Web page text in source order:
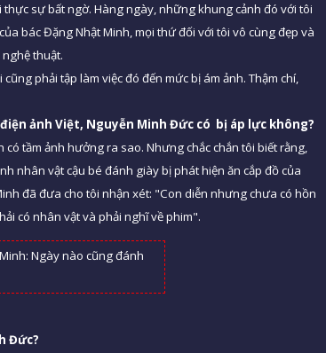
sự bất ngờ. Hàng ngày, những khung cảnh đó với tôi
bác Đặng Nhật Minh, mọi thứ đối với tôi vô cùng đẹp và
thuật.
phải tập làm việc đó đến mức bị ám ảnh. Thậm chí,
ảnh Việt, Nguyễn Minh Đức có bị áp lực không?
tầm ảnh hưởng ra sao. Nhưng chắc chắn tôi biết rằng,
nhân vật cậu bé đánh giày bị phát hiện ăn cắp đồ của
đã đưa cho tôi nhận xét: "Con diễn nhưng chưa có hồn
có nhân vật và phải nghĩ về phim".
Đức?